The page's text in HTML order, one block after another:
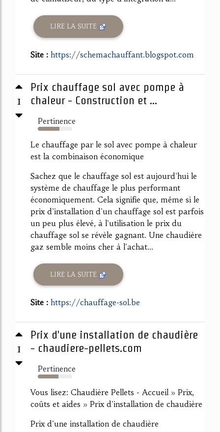
LIRE LA SUITE
Site : https://schemachauffant.blogspot.com
1
Prix chauffage sol avec pompe à
chaleur - Construction et ...
Pertinence
63%
Le chauffage par le sol avec pompe à chaleur
est la combinaison économique
Sachez que le chauffage sol est aujourd'hui le
système de chauffage le plus performant
économiquement. Cela signifie que, même si le
prix d'installation d'un chauffage sol est parfois
un peu plus élevé, à l'utilisation le prix du
chauffage sol se révèle gagnant. Une chaudière
gaz semble moins cher à l'achat...
LIRE LA SUITE
Site : https://chauffage-sol.be
1
Prix d'une installation de chaudière
- chaudiere-pellets.com
Pertinence
60%
Vous lisez: Chaudière Pellets - Accueil » Prix,
coûts et aides » Prix d'installation de chaudière
Prix d'une installation de chaudière